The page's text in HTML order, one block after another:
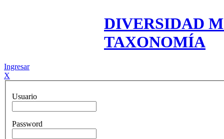
DIVERSIDAD
TAXONOMÍA
Ingresar
X
Usuario
Password